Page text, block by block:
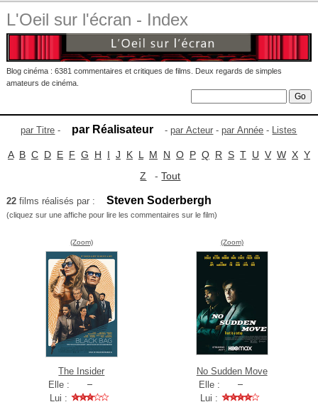
L'Oeil sur l'écran - Index
Blog cinéma : 6381 commentaires et critiques de films. Deux regards de simples
amateurs de cinéma.
par Titre - par Réalisateur -par Acteur -par Année - Listes
A B C D E F G H I J K L M N O P Q R S T U V W X Y
Z -Tout
22films réalisés par : Steven Soderbergh
(cliquez sur une affiche pour lire les commentaires sur le film)
(Zoom)
The Insider
Elle :
Lui :
(Zoom)
No Sudden Move
Elle :
Lui :